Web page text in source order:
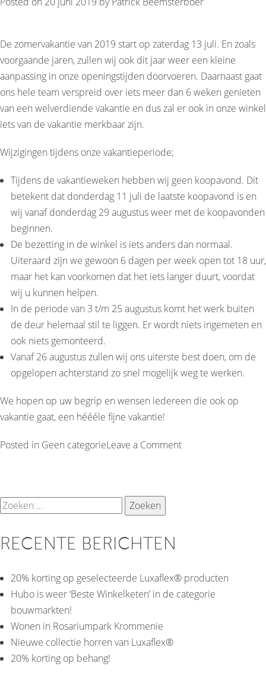
De zomervakantie van 2019 start op zaterdag 13 juli. En zoals
voorgaande jaren, zullen wij ook dit jaar weer een kleine
aanpassing in onze openingstijden doorvoeren. Daarnaast gaat
ons hele team verspreid over iets meer dan 6 weken genieten
van een welverdiende vakantie en dus zal er ook in onze winkel
iets van de vakantie merkbaar zijn.
Wijzigingen tijdens onze vakantieperiode;
Tijdens de vakantieweken hebben wij geen koopavond. Dit
betekent dat donderdag 11 juli de laatste koopavond is en
wij vanaf donderdag 29 augustus weer met de koopavonden
beginnen.
De bezetting in de winkel is iets anders dan normaal.
Uiteraard zijn we gewoon 6 dagen per week open tot 18 uur,
maar het kan voorkomen dat het iets langer duurt, voordat
wij u kunnen helpen.
In de periode van 3 t/m 25 augustus komt het werk buiten
de deur helemaal stil te liggen. Er wordt niets ingemeten en
ook niets gemonteerd.
Vanaf 26 augustus zullen wij ons uiterste best doen, om de
opgelopen achterstand zo snel mogelijk weg te werken.
We hopen op uw begrip en wensen iedereen die ook op
vakantie gaat, een héééle fijne vakantie!
Posted in Geen categorieLeave a Commenton
Zoeken
RECENTE BERICHTEN
20% korting op geselecteerde Luxaflex® producten
Hubo is weer ‘Beste Winkelketen’ in de categorie
bouwmarkten!
Wonen in Rosariumpark Krommenie
Nieuwe collectie horren van Luxaflex®
20% korting op behang!